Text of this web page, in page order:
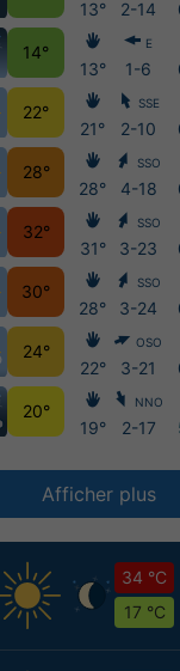
34 °C
17 °C
14°
22°
28°
32°
30°
24°
20°
13°
13°
21°
28°
31°
28°
22°
19°
2-14
E
1-6
SSE
2-10
SSO
4-18
SSO
3-23
SSO
3-24
OSO
3-21
NNO
2-17
Afficher plus